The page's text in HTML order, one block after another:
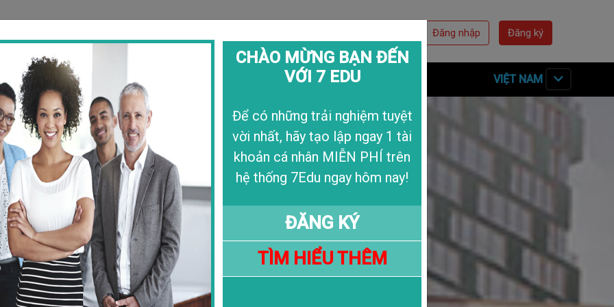
Đăng nhập Đăng ký
Liên Hệ Về Chúng Tôi VIỆT NAM
CHÀO MỪNG BẠN ĐẾN
VỚI 7 EDU
Để có những trải nghiệm tuyệt
vời nhất, hãy tạo lập ngay 1 tài
khoản cá nhân MIỄN PHÍ trên
hệ thống 7Edu ngay hôm nay!
ĐĂNG KÝ
TÌM HIỂU THÊM